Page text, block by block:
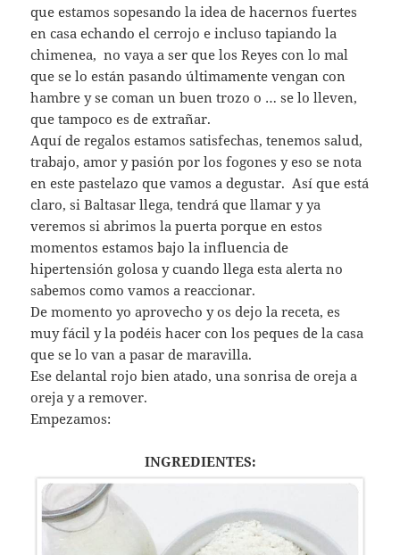
que estamos sopesando la idea de hacernos fuertes
en casa echando el cerrojo e incluso tapiando la
chimenea, no vaya a ser que los Reyes con lo mal
que se lo están pasando últimamente vengan con
hambre y se coman un buen trozo o … se lo lleven,
que tampoco es de extrañar.
Aquí de regalos estamos satisfechas, tenemos salud,
trabajo, amor y pasión por los fogones y eso se nota
en este pastelazo que vamos a degustar. Así que está
claro, si Baltasar llega, tendrá que llamar y ya
veremos si abrimos la puerta porque en estos
momentos estamos bajo la influencia de
hipertensión golosa y cuando llega esta alerta no
sabemos como vamos a reaccionar.
De momento yo aprovecho y os dejo la receta, es
muy fácil y la podéis hacer con los peques de la casa
que se lo van a pasar de maravilla.
Ese delantal rojo bien atado, una sonrisa de oreja a
oreja y a remover.
Empezamos:
INGREDIENTES: